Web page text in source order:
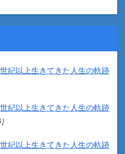
紀以上生きてきた人生の軌跡
紀以上生きてきた人生の軌跡
紀以上生きてきた人生の軌跡